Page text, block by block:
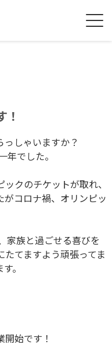
！
しゃいますか？
でした。
クのチケットが取れ、
コロナ禍、オリンピッ
家族と過ごせる喜びを
てますよう頑張ってま
。
始です！